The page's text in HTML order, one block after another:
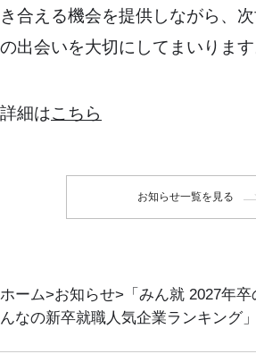
き合える機会を提供しながら、
の出会いを大切にしてまいります
詳細はこちら
お知らせ一覧を見る
ホーム お知らせ
「みん就 2027年
んなの新卒就職人気企業ランキング